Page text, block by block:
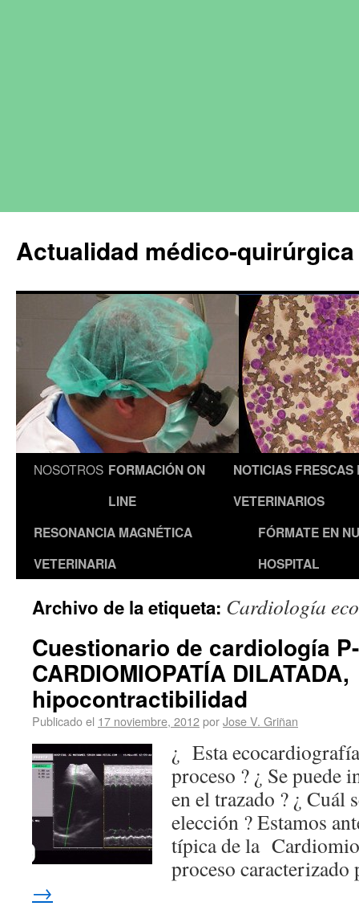
Actualidad médico-
NOSOTROS FORMACIÓN ON
LINE
NOTICIAS FRESCAS
VETERINARIOS
RESONANCIA MAGNÉTICA
VETERINARIA
FÓRMATE EN
HOSPITAL
Archivo de la etiqueta: Cardiología
Cuestionario de cardiología
CARDIOMIOPATÍA DILATADA,
hipocontractibilidad
Publicado el 17 noviembre, 2012porJose V. Griñan
¿ Esta
proceso ? ¿ Se
en el trazado ? ¿ Cuál
elección ? Estamos
típica de la
proceso
→